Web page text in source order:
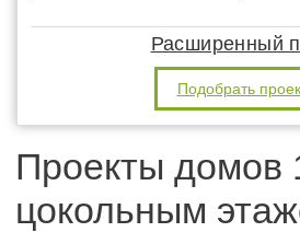
Расширенный
Подобрать
Проекты домов
цокольным